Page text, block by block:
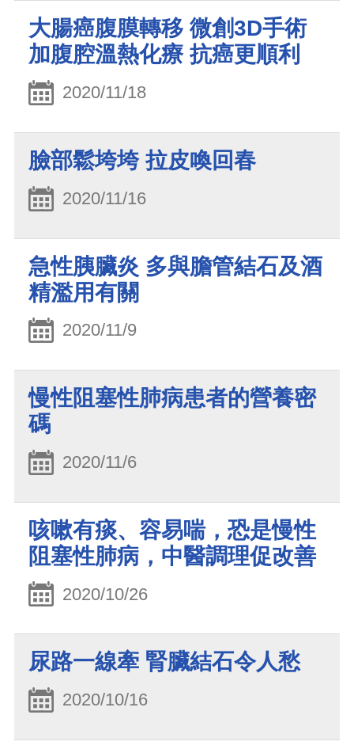
大腸癌腹膜轉移 微創3D手術
加腹腔溫熱化療 抗癌更順利
2020/11/18
臉部鬆垮垮 拉皮喚回春
2020/11/16
急性胰臟炎 多與膽管結石及酒
精濫用有關
2020/11/9
慢性阻塞性肺病患者的營養密
碼
2020/11/6
咳嗽有痰、容易喘，恐是慢性
阻塞性肺病，中醫調理促改善
2020/10/26
尿路一線牽 腎臟結石令人愁
2020/10/16